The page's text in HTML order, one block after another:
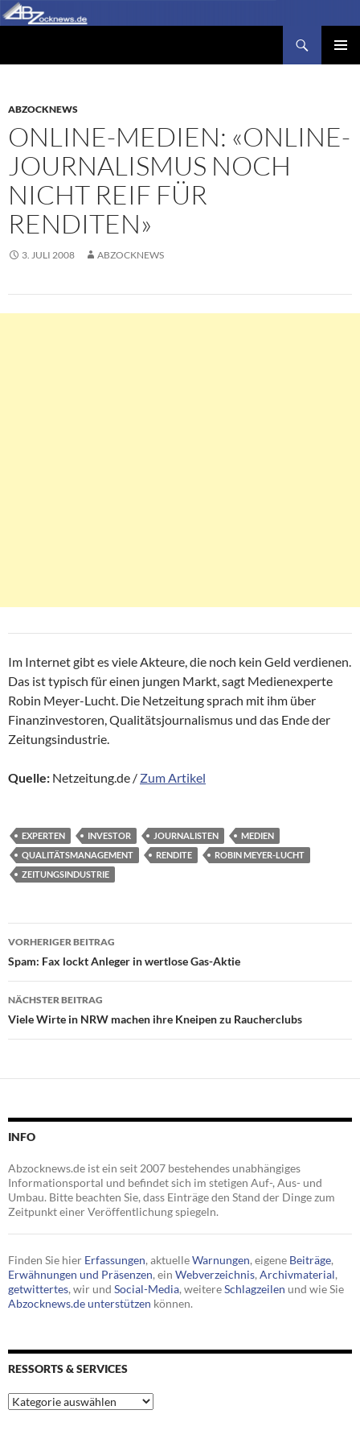
Zum
Inhalt
ABZOCKNEWS
ONLINE-MEDIEN: «ONLINE-
JOURNALISMUS NOCH
NICHT REIF FÜR
RENDITEN»
3. JULI 2008 ABZOCKNEWS
Im Internet gibt es viele Akteure, die noch kein Geld verdienen.
Das ist typisch für einen jungen Markt, sagt Medienexperte
Robin Meyer-Lucht. Die Netzeitung sprach mit ihm über
Finanzinvestoren, Qualitätsjournalismus und das Ende der
Zeitungsindustrie.
Quelle: Netzeitung.de / Zum Artikel
EXPERTEN INVESTOR JOURNALISTEN
MEDIEN
QUALITÄTSMANAGEMENT
RENDITE
ROBIN MEYER-LUCHT
ZEITUNGSINDUSTRIE
Beitragsnavigation
VORHERIGER BEITRAG
Spam: Fax lockt Anleger in wertlose Gas-Aktie
NÄCHSTER BEITRAG
Viele Wirte in NRW machen ihre Kneipen zu Raucherclubs
INFO
Abzocknews.de ist ein seit 2007 bestehendes unabhängiges
Informationsportal und befindet sich im stetigen Auf-, Aus- und
Umbau. Bitte beachten Sie, dass Einträge den Stand der Dinge zum
Zeitpunkt einer Veröffentlichung spiegeln.
Finden Sie hier Erfassungen, aktuelleWarnungen, eigene Beiträge,
Erwähnungen und Präsenzen, ein Webverzeichnis, Archivmaterial,
getwittertes, wir und Social-Media, weitereSchlagzeilen und wie Sie
Abzocknews.de unterstützen können.
RESSORTS & SERVICES
Ressorts
&